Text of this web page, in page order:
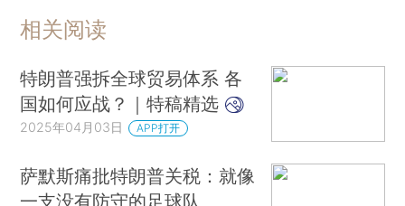
相关阅读
特朗普强拆全球贸易体系 各
国如何应战？｜特稿精选
2025年04月03日 APP打开
萨默斯痛批特朗普关税：就像
一支没有防守的足球队